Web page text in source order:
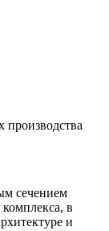
производства
сечением
в
и